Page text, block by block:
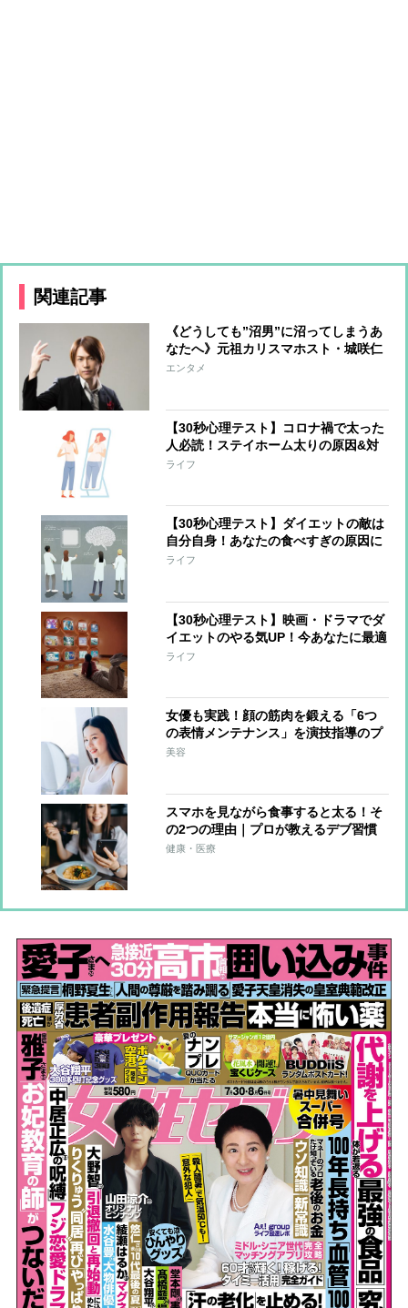
関連記事
《どうしても”沼男”に沼ってしまうあ
なたへ》元祖カリスマホスト・城咲仁
が語る対処法「暇とときめきを勘違い
エンタメ
【30秒心理テスト】コロナ禍で太った
人必読！ステイホーム太りの原因&対
策を探る
ライフ
【30秒心理テスト】ダイエットの敵は
自分自身！あなたの食べすぎの原因に
なっている感情は？
ライフ
【30秒心理テスト】映画・ドラマでダ
イエットのやる気UP！今あなたに最適
なジャンルは？
ライフ
女優も実践！顔の筋肉を鍛える「6つ
の表情メンテナンス」を演技指導のプ
ロが伝授
美容
スマホを見ながら食事すると太る！そ
の2つの理由｜プロが教えるデブ習慣
とその改善方法
健康・医療